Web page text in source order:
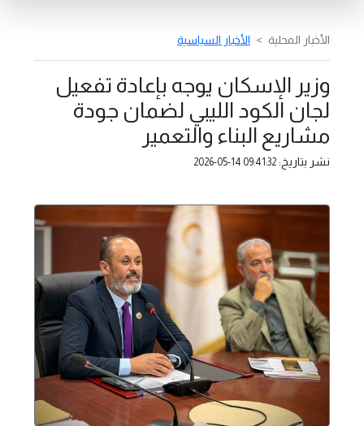
الأخبار المحلية الأخبار السياسية
وزير الإسكان يوجه بإعادة تفعيل
لجان الكود الليبي لضمان جودة
مشاريع البناء والتعمير
نشر بتاريخ: 2026-05-14 09:41:32